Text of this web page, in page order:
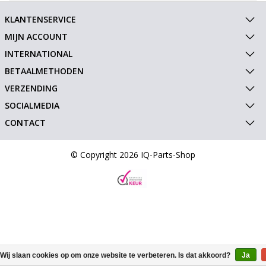
KLANTENSERVICE
MIJN ACCOUNT
INTERNATIONAL
BETAALMETHODEN
VERZENDING
SOCIALMEDIA
CONTACT
© Copyright 2026 IQ-Parts-Shop
Wij slaan cookies op om onze website te verbeteren. Is dat akkoord? Ja